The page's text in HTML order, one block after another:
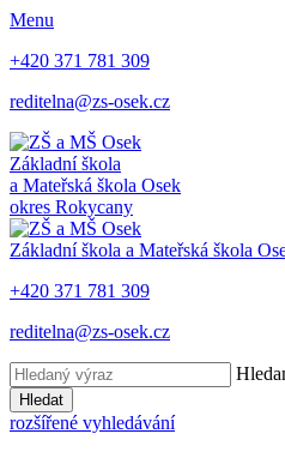
Menu
+420 371 781 309
reditelna@zs-osek.cz
Základní škola
a Mateřská škola Osek
okres Rokycany
Základní škola a Mateřská škola
+420 371 781 309
reditelna@zs-osek.cz
Hledat
rozšířené vyhledávání